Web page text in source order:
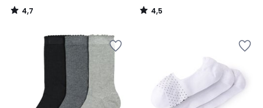
4,7
/
4,5
/